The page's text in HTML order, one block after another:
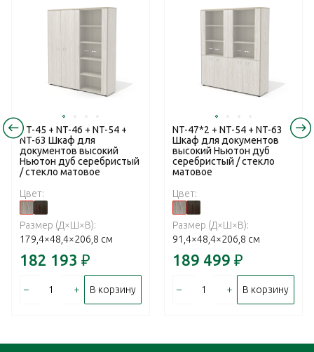
NT-45 + NT-46 + NT-54 +
NT-63 Шкаф для
документов высокий
Ньютон дуб серебристый
/ стекло матовое
Цвет:
Размер (Д×Ш×В):
179,4×48,4×206,8 см
182 193 ₽
– + В корзину
NT-47*2 + NT-54 + NT-63
Шкаф для документов
высокий Ньютон дуб
серебристый / стекло
матовое
Цвет:
Размер (Д×Ш×В):
91,4×48,4×206,8 см
189 499 ₽
– + В корзину